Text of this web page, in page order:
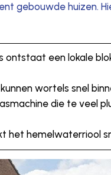
gebouwde huizen.
ontstaat een lokale
wortels snel
die te veel
het hemelwaterriool